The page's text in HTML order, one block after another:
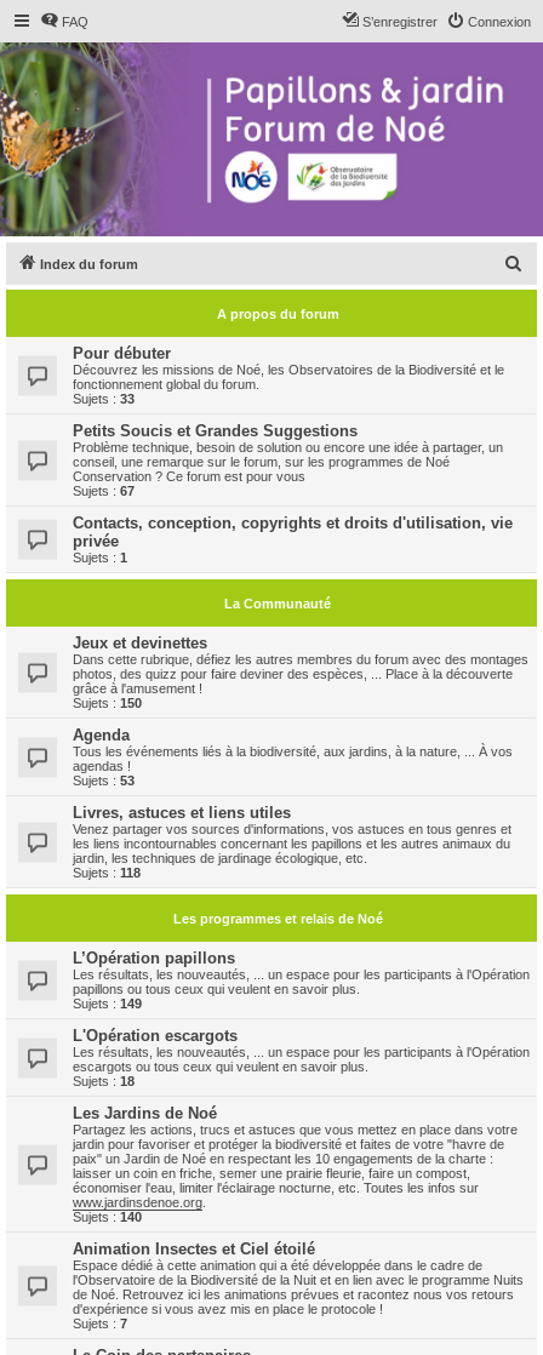
FAQ Connexion
S’enregistrer
Index du forum
e
A propos du forum
Pour débuter
Découvrez les missions de Noé, les Observatoires de la Biodiversité et le
fonctionnement global du forum.
Sujets : 33
Petits Soucis et Grandes Suggestions
Problème technique, besoin de solution ou encore une idée à partager, un
conseil, une remarque sur le forum, sur les programmes de Noé
Conservation ? Ce forum est pour vous
Sujets : 67
Contacts, conception, copyrights et droits d'utilisation, vie
privée
Sujets : 1
La Communauté
Jeux et devinettes
Dans cette rubrique, défiez les autres membres du forum avec des montages
photos, des quizz pour faire deviner des espèces, ... Place à la découverte
grâce à l'amusement !
Sujets : 150
Agenda
Tous les événements liés à la biodiversité, aux jardins, à la nature, ... À vos
agendas !
Sujets : 53
Livres, astuces et liens utiles
Venez partager vos sources d'informations, vos astuces en tous genres et
les liens incontournables concernant les papillons et les autres animaux du
jardin, les techniques de jardinage écologique, etc.
Sujets : 118
Les programmes et relais de Noé
L’Opération papillons
Les résultats, les nouveautés, ... un espace pour les participants à l'Opération
papillons ou tous ceux qui veulent en savoir plus.
Sujets : 149
L'Opération escargots
Les résultats, les nouveautés, ... un espace pour les participants à l'Opération
escargots ou tous ceux qui veulent en savoir plus.
Sujets : 18
Les Jardins de Noé
Partagez les actions, trucs et astuces que vous mettez en place dans votre
jardin pour favoriser et protéger la biodiversité et faites de votre "havre de
paix" un Jardin de Noé en respectant les 10 engagements de la charte :
laisser un coin en friche, semer une prairie fleurie, faire un compost,
économiser l'eau, limiter l'éclairage nocturne, etc. Toutes les infos sur
www.jardinsdenoe.org
Sujets : 140
Animation Insectes et Ciel étoilé
Espace dédié à cette animation qui a été développée dans le cadre de
l'Observatoire de la Biodiversité de la Nuit et en lien avec le programme Nuits
de Noé. Retrouvez ici les animations prévues et racontez nous vos retours
d'expérience si vous avez mis en place le protocole !
Sujets : 7